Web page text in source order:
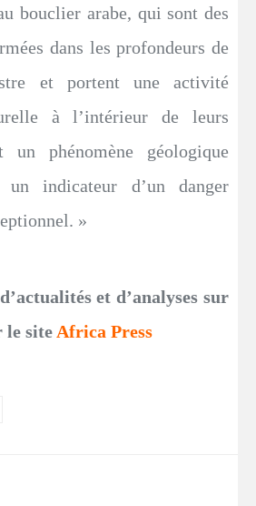
bouclier arabe, qui sont des
dans les profondeurs de
et portent une activité
à l’intérieur de leurs
un phénomène géologique
indicateur d’un danger
»
et d’analyses sur
le site Africa Press